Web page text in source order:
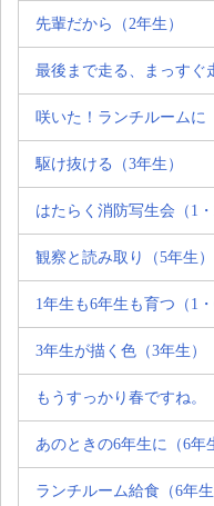
先輩だから（2年生）
最後まで走る、まっすぐ
咲いた！ランチルームに
駆け抜ける（3年生）
はたらく消防写生会（1・
観察と読み取り（5年生）
1年生も6年生も育つ（1・
3年生が描く色（3年生）
もうすっかり春ですね。
あのときの6年生に（6年
ランチルーム給食（6年生